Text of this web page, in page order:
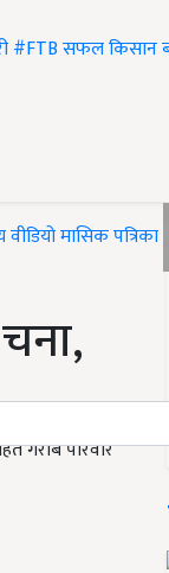
#FTBसफल किसान
वीडियोमासिक पत्रिका
गरीब परिवार